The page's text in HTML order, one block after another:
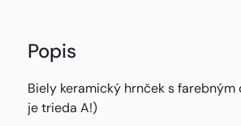
Popis
Biely keramický hrnček s
je trieda A!)